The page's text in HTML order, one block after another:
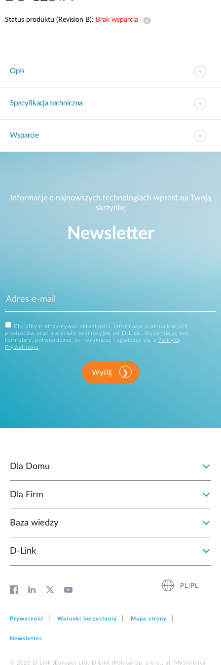
Status produktu (Revision B): Brak wsparcia
Opis
Specyfikacja techniczna
Wsparcie
Informacje o najnowszych technologiach wprost na Twoją
skrzynkę
Newsletter
Chciałbym otrzymywać aktualności, informacje o aktualizacjach
produktów oraz materiały promocyjne od D-Link. Wypełniając ten
formularz, potwierdzasz, że rozumiesz i zgadzasz się z
Polityką
Prywatności.
Wyślij
Dla Domu
Dla Firm
Baza wiedzy
D‑Link
PL|PL
Prywatność Warunki korzystania Mapa strony
Newsletter
© 2026 D‑Link (Europe) Ltd. D-Link (Polska) Sp. z o.o., ul. Mysikrólika